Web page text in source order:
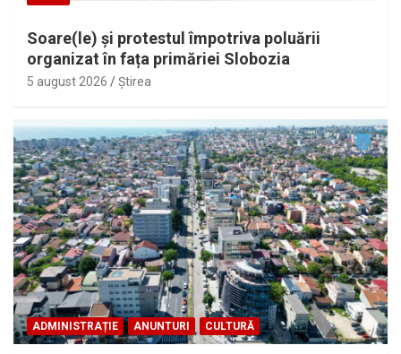
Soare(le) și protestul împotriva poluării
organizat în fața primăriei Slobozia
5 august 2026 Ştirea
ADMINISTRAȚIE ANUNTURI CULTURĂ